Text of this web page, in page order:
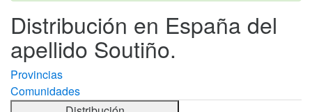
Distribución en España del
apellido Soutiño.
Provincias
Comunidades